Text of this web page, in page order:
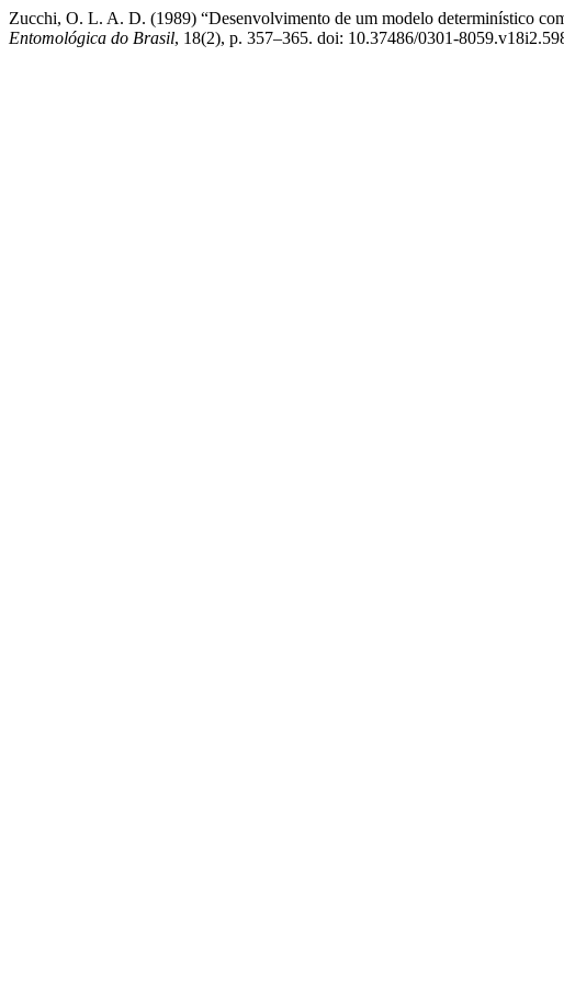
Zucchi, O. L. A. D. (1989) “Desenvolvimento de um modelo determinístico
Entomológica do Brasil, 18(2), p. 357–365. doi: 10.37486/0301-